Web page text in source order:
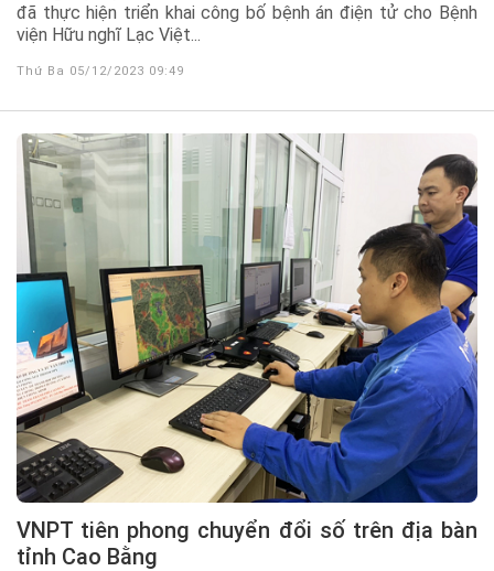
đã thực hiện triển khai công bố bệnh án điện tử cho Bệnh
viện Hữu nghĩ Lạc Việt...
Thứ Ba 05/12/2023 09:49
VNPT tiên phong chuyển đổi số trên địa bàn
tỉnh Cao Bằng